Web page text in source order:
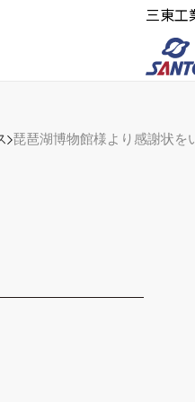
三東工
琵琶湖博物館様より感謝状を